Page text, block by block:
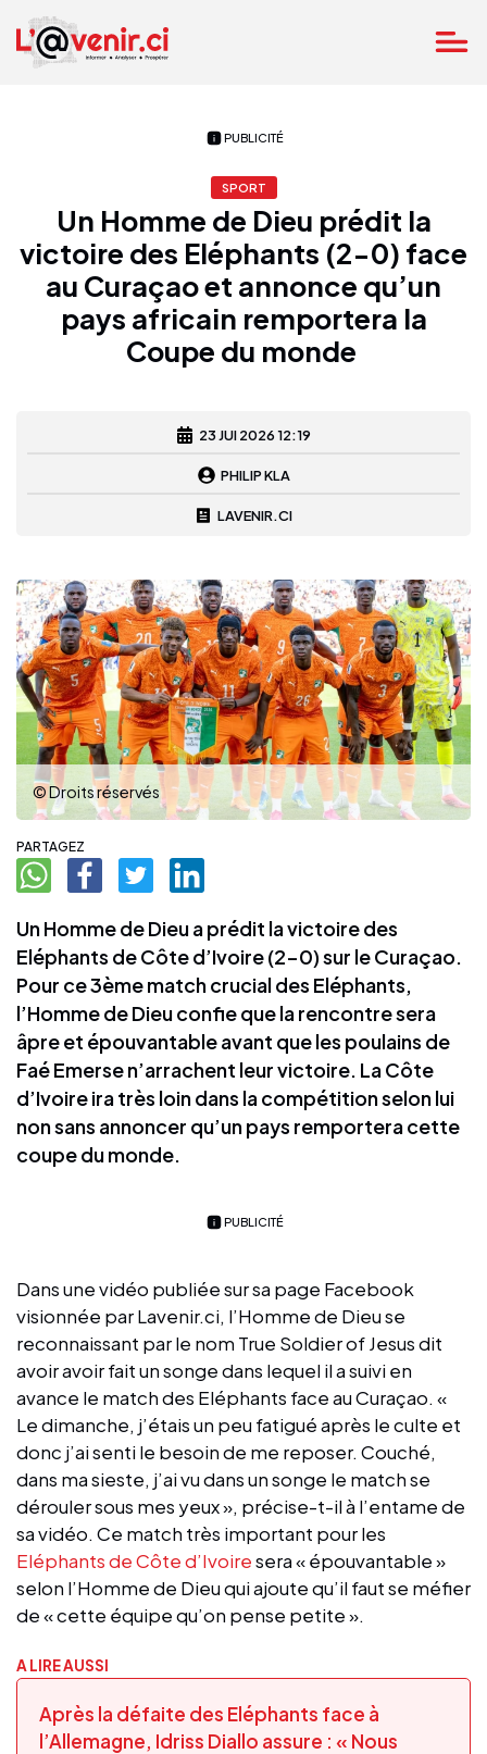
PUBLICITÉ
SPORT
Un Homme de Dieu prédit la
victoire des Eléphants (2-0) face
au Curaçao et annonce qu’un
pays africain remportera la
Coupe du monde
23 JUI 2026 12:19
PHILIP KLA
LAVENIR.CI
© Droits réservés
PARTAGEZ
Un Homme de Dieu a prédit la victoire des
Eléphants de Côte d’Ivoire (2-0) sur le Curaçao.
Pour ce 3ème match crucial des Eléphants,
l’Homme de Dieu confie que la rencontre sera
âpre et épouvantable avant que les poulains de
Faé Emerse n’arrachent leur victoire. La Côte
d’Ivoire ira très loin dans la compétition selon lui
non sans annoncer qu’un pays remportera cette
coupe du monde.
PUBLICITÉ
Dans une vidéo publiée sur sa page Facebook
visionnée par Lavenir.ci, l’Homme de Dieu se
reconnaissant par le nom True Soldier of Jesus dit
avoir avoir fait un songe dans lequel il a suivi en
avance le match des Eléphants face au Curaçao. «
Le dimanche, j’étais un peu fatigué après le culte et
donc j’ai senti le besoin de me reposer. Couché,
dans ma sieste, j’ai vu dans un songe le match se
dérouler sous mes yeux », précise-t-il à l’entame de
sa vidéo. Ce match très important pour les
Eléphants de Côte d’Ivoiresera « épouvantable »
selon l’Homme de Dieu qui ajoute qu’il faut se méfier
de « cette équipe qu’on pense petite ».
A LIRE AUSSI
Après la défaite des Eléphants face à
l’Allemagne, Idriss Diallo assure : « Nous